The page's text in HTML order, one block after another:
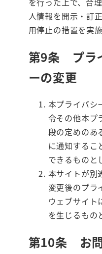
人情報を開示・訂
用停止の措置を実
第9条 プラ
ーの変更
本プライバシ
令その他本プ
段の定めのあ
に通知するこ
できるものと
本サイトが別
変更後のプラ
ウェブサイト
を生じるもの
第10条 お